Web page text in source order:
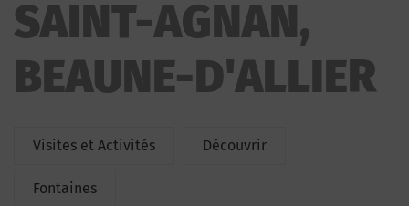
SAINT-AGNAN,
BEAUNE-D'ALLIER
Visites et Activités Découvrir
Fontaines